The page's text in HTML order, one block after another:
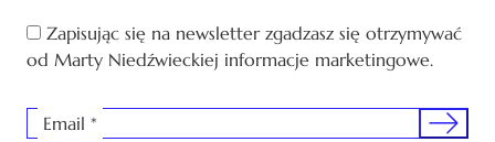
Zapisując się na newsletter zgadzasz się otrzymywać
od Marty Niedźwieckiej informacje marketingowe.
Email * Sign